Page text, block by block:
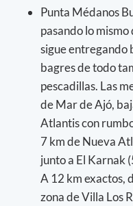
Punta Médanos
pasando lo
sigue entregando
bagres de todo
pescadillas. Las
de Mar de Ajó,
Atlantis con
7 km de Nueva
junto a El Karnak
A 12 km exactos,
zona de Villa Los